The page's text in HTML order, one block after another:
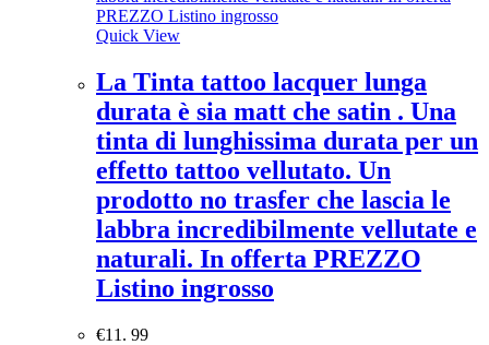
Quick View
La Tinta tattoo lacquer lunga
durata è sia matt che satin . Una
tinta di lunghissima durata per un
effetto tattoo vellutato. Un
prodotto no trasfer che lascia le
labbra incredibilmente vellutate e
naturali. In offerta PREZZO
Listino ingrosso
€11. 99